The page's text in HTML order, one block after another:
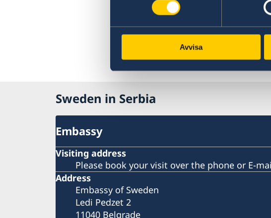
Avvisa
Sweden in Serbia
Embassy
Visiting address
Please book your visit over the phone or E-
Address
Embassy of Sweden
Ledi Pedzet 2
11040 Belgrade